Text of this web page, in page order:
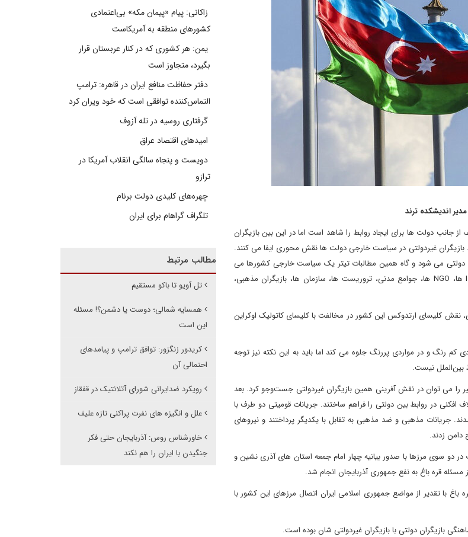
اندیشکده ترند
جانب دولت ها برای ایجاد روابط را شاهد است اما در این بین بازیگران
بازیگران غیردولتی در سیاست خارجی دولت ها نقش محوری ایفا می کنند.
دولتی می شود و گاه همین مطالبات تیتر یک سیاست خارجی کشورها می
شود. نمونه هایی ازبازیگران غیردولتیMNC ها، TNC ها، IGO ها، NGO ها، جوامع مدنی، تروریست ها، سازمان ها، بازیگران مذهبی،
نقش کلیسای ارتدوکس این کشور در مخالفت با کلیسای کاتولیک اوکراین
کم رنگ و در مواردی پررنگ جلوه می کند اما باید به این نکته نیز توجه
بین‌الملل نیست.
را می توان در نقش آفرینی همین بازیگران غیردولتی جست‌وجو کرد. بعد
دو کشور موجبات اختلاف افکنی در روابط بین دولتی را فراهم ساختند. جریانات قومیتی دو طرف با
جریانات مذهبی و ضد مذهبی به تقابل با یکدیگر پرداختند و نیروهای
دامن زدند.
دو سوی مرزها با صدور بیانیه چهار امام جمعه استان های آذری نشین و
قره باغ به نفع جمهوری آذربایجان انجام شد.
با تقدیر از مواضع جمهوری اسلامی ایران اتصال مرزهای این کشور با
بازیگران دولتی با بازیگران غیردولتی شان بوده است.
زاکانی: پیام «پیمان مکه» بی‌اعتمادی
کشورهای منطقه به آمریکاست
یمن: هر کشوری که در کنار عربستان قرار
بگیرد، متجاوز است
دفتر حفاظت منافع ایران در قاهره: ترامپ
التماس‌کننده توافقی است که خود ویران کرد
گرفتاری روسیه در تله آزوف
امیدهای اقتصاد عراق
دویست و پنجاه سالگی انقلاب آمریکا در
ترازو
چهره‌های کلیدی دولت برنام
تلگراف گراهام برای ایران
مطالب مرتبط
تل آویو تا باکو مستقیم
همسایه شمالی؛ دوست یا دشمن؟! مسئله
این است
کریدور زنگزور: توافق ترامپ و پیامدهای
احتمالی آن
رویکرد ضدایرانی شورای آتلانتیک در قفقاز
علل و انگیزه های نفرت پراکنی تازه علیف
خاورشناس روس: آذربایجان حتی فکر
جنگیدن با ایران را هم نکند